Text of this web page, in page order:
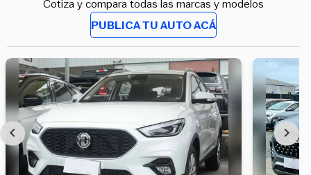
Cotiza y compara todas las marcas y modelos
PUBLICA TU AUTO ACÁ